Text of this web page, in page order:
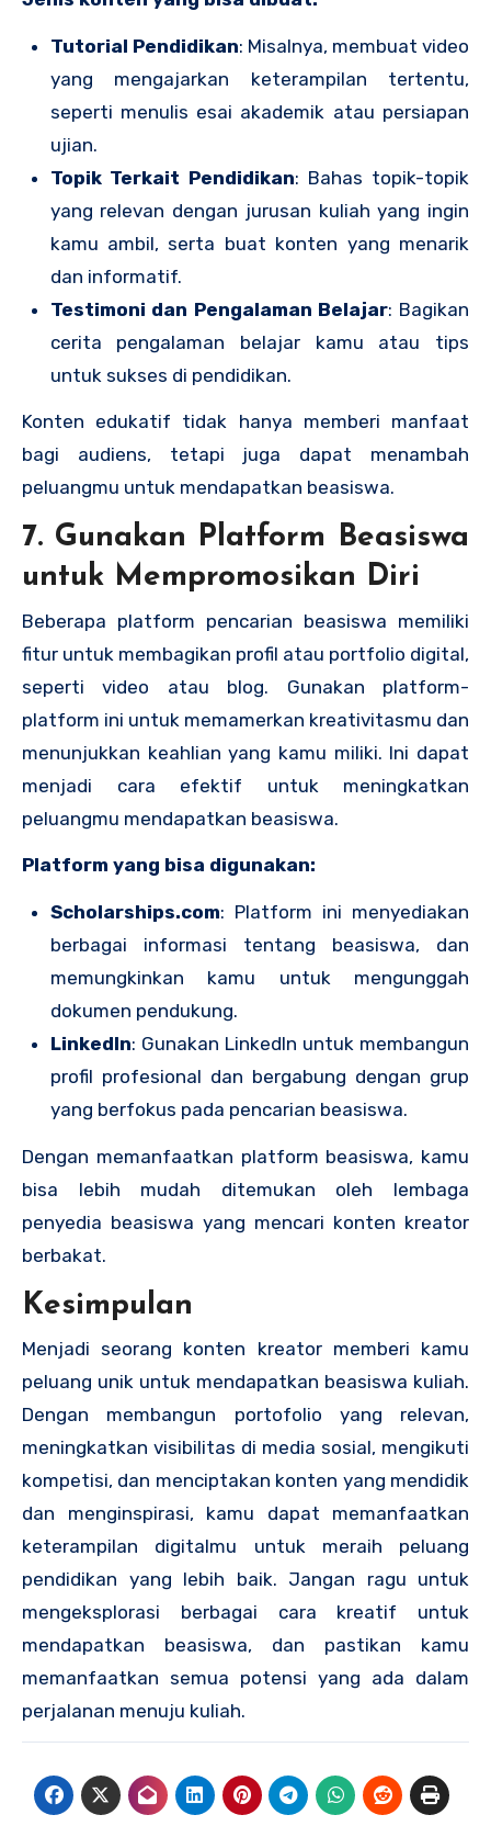
Tutorial Pendidikan: Misalnya, membuat video
yang mengajarkan keterampilan tertentu,
seperti menulis esai akademik atau persiapan
ujian.
Topik Terkait Pendidikan: Bahas topik-topik
yang relevan dengan jurusan kuliah yang ingin
kamu ambil, serta buat konten yang menarik
dan informatif.
Testimoni dan Pengalaman Belajar: Bagikan
cerita pengalaman belajar kamu atau tips
untuk sukses di pendidikan.
Konten edukatif tidak hanya memberi manfaat
bagi audiens, tetapi juga dapat menambah
peluangmu untuk mendapatkan beasiswa.
7. Gunakan Platform Beasiswa
untuk Mempromosikan Diri
Beberapa platform pencarian beasiswa memiliki
fitur untuk membagikan profil atau portfolio digital,
seperti video atau blog. Gunakan platform-
platform ini untuk memamerkan kreativitasmu dan
menunjukkan keahlian yang kamu miliki. Ini dapat
menjadi cara efektif untuk meningkatkan
peluangmu mendapatkan beasiswa.
Platform yang bisa digunakan:
Scholarships.com: Platform ini menyediakan
berbagai informasi tentang beasiswa, dan
memungkinkan kamu untuk mengunggah
dokumen pendukung.
LinkedIn: Gunakan LinkedIn untuk membangun
profil profesional dan bergabung dengan grup
yang berfokus pada pencarian beasiswa.
Dengan memanfaatkan platform beasiswa, kamu
bisa lebih mudah ditemukan oleh lembaga
penyedia beasiswa yang mencari konten kreator
berbakat.
Kesimpulan
Menjadi seorang konten kreator memberi kamu
peluang unik untuk mendapatkan beasiswa kuliah.
Dengan membangun portofolio yang relevan,
meningkatkan visibilitas di media sosial, mengikuti
kompetisi, dan menciptakan konten yang mendidik
dan menginspirasi, kamu dapat memanfaatkan
keterampilan digitalmu untuk meraih peluang
pendidikan yang lebih baik. Jangan ragu untuk
mengeksplorasi berbagai cara kreatif untuk
mendapatkan beasiswa, dan pastikan kamu
memanfaatkan semua potensi yang ada dalam
perjalanan menuju kuliah.